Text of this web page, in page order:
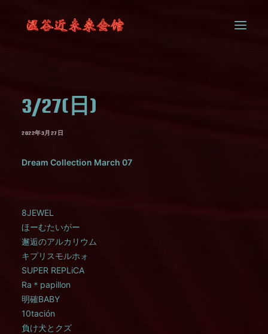
CONTACT3/27(日)
2022年3月27日
Dream Collection March 07
8JEWEL
ほーむたいがー
邂逅のアルカリウム
キプリスモルホォ
SUPER REPLiCA
Ra＊papillon
明確BABY
10tación
負け犬とクズ